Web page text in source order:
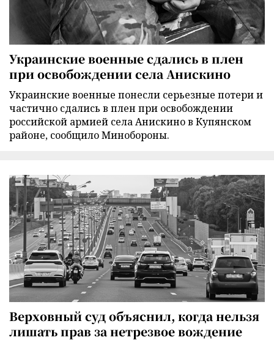
Украинские военные сдались в плен
при освобождении села Анискино
Украинские военные понесли серьезные потери и
частично сдались в плен при освобождении
российской армией села Анискино в Купянском
районе, сообщило Минобороны.
Верховный суд объяснил, когда нельзя
лишать прав за нетрезвое вождение